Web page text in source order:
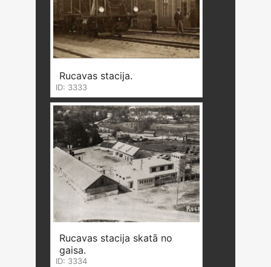
Rucavas stacija.
ID: 3333
Rucavas stacija skatā no
gaisa.
ID: 3334